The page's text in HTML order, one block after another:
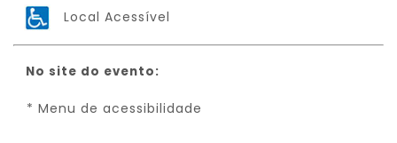
Local Acessível
No site do evento:
* Menu de acessibilidade